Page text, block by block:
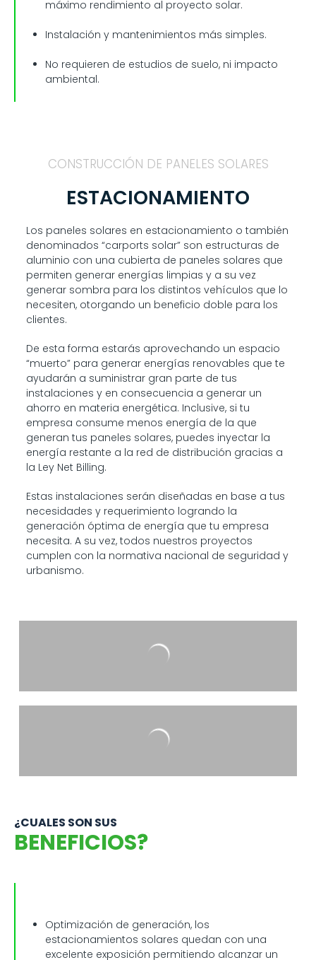
máximo rendimiento al proyecto solar.
Instalación y mantenimientos más simples.
No requieren de estudios de suelo, ni impacto
ambiental.
CONSTRUCCIÓN DE PANELES SOLARES
ESTACIONAMIENTO
Los paneles solares en estacionamiento o también
denominados “carports solar” son estructuras de
aluminio con una cubierta de paneles solares que
permiten generar energías limpias y a su vez
generar sombra para los distintos vehículos que lo
necesiten, otorgando un beneficio doble para los
clientes.
De esta forma estarás aprovechando un espacio
“muerto” para generar energías renovables que te
ayudarán a suministrar gran parte de tus
instalaciones y en consecuencia a generar un
ahorro en materia energética. Inclusive, si tu
empresa consume menos energía de la que
generan tus paneles solares, puedes inyectar la
energía restante a la red de distribución gracias a
la Ley Net Billing.
Estas instalaciones serán diseñadas en base a tus
necesidades y requerimiento logrando la
generación óptima de energía que tu empresa
necesita. A su vez, todos nuestros proyectos
cumplen con la normativa nacional de seguridad y
urbanismo.
¿CUALES SON SUS
BENEFICIOS?
Optimización de generación, los
estacionamientos solares quedan con una
excelente exposición permitiendo alcanzar un